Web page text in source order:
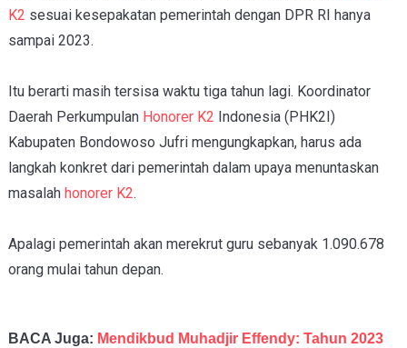
K2 sesuai kesepakatan pemerintah dengan DPR RI hanya
sampai 2023.
Itu berarti masih tersisa waktu tiga tahun lagi. Koordinator
Daerah Perkumpulan Honorer K2 Indonesia (PHK2I)
Kabupaten Bondowoso Jufri mengungkapkan, harus ada
langkah konkret dari pemerintah dalam upaya menuntaskan
masalah honorer K2.
Apalagi pemerintah akan merekrut guru sebanyak 1.090.678
orang mulai tahun depan.
BACA Juga: Mendikbud Muhadjir Effendy: Tahun 2023